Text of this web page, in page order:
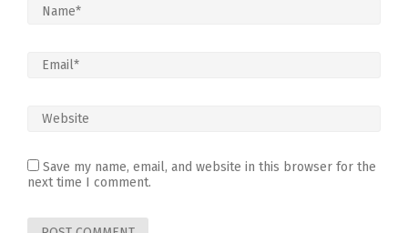
Save my name, email, and website in this browser for the
next time I comment.